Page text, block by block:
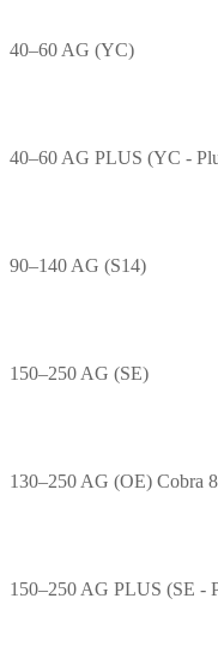
40–60 AG (YC)
40–60 AG PLUS (YC -
90–140 AG (S14)
150–250 AG (SE)
130–250 AG (OE) Cobra
150–250 AG PLUS (SE -